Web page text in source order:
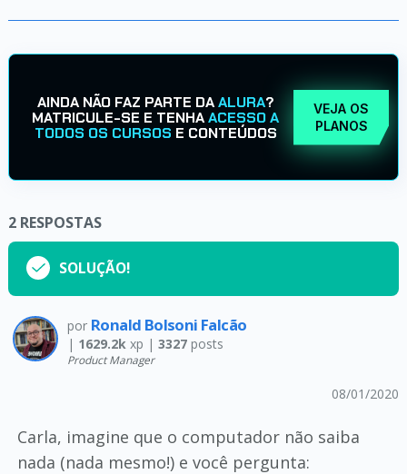
AINDA NÃO FAZ PARTE DAALURA?
MATRICULE-SE E TENHAACESSO A
TODOS OS CURSOS E CONTEÚDOS
VEJA OS
PLANOS
2 RESPOSTAS
SOLUÇÃO!
por Ronald Bolsoni Falcão
| 1629.2kxp | 3327posts
Product Manager
08/01/2020
Carla, imagine que o computador não saiba
nada (nada mesmo!) e você pergunta: